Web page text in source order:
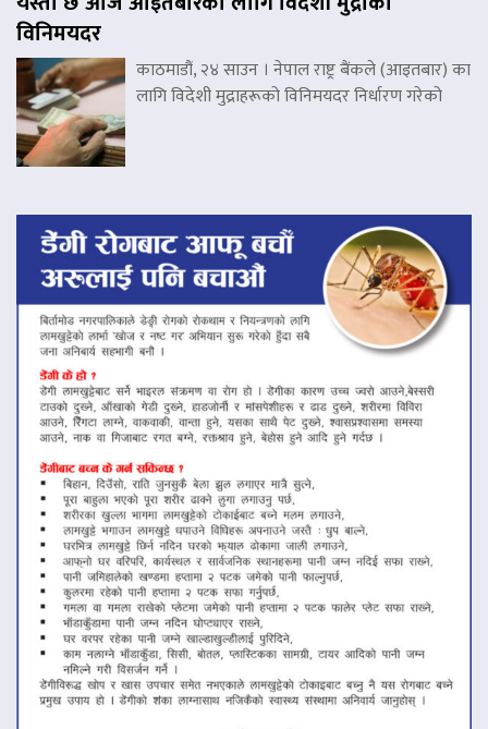
विनिमयदर
काठमाडौं, २४ साउन । नेपाल राष्ट्र बैंकले (आइतबार) का
लागि विदेशी मुद्राहरूको विनिमयदर निर्धारण गरेको